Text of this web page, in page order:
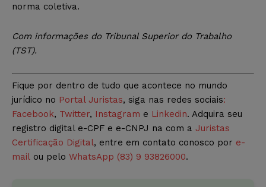
norma coletiva.
Com informações do Tribunal Superior do Trabalho
(TST).
Fique por dentro de tudo que acontece no mundo
jurídico no Portal Juristas, siga nas redes sociais:
Facebook, Twitter, Instagram e Linkedin. Adquira seu
registro digital e-CPF e e-CNPJ na com a Juristas
Certificação Digital, entre em contato conosco por e-
mail ou pelo WhatsApp (83) 9 93826000.